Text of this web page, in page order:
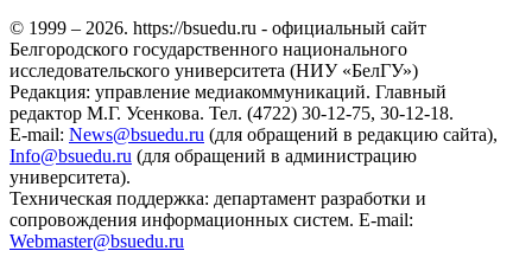
© 1999 – 2026. https://bsuedu.ru - официальный сайт
Белгородского государственного национального
исследовательского университета (НИУ «БелГУ»)
Редакция: управление медиакоммуникаций. Главный
редактор М.Г. Усенкова. Тел. (4722) 30-12-75, 30-12-18.
E-mail: News@bsuedu.ru (для обращений в редакцию сайта),
Info@bsuedu.ru (для обращений в администрацию
университета).
Техническая поддержка: департамент разработки и
сопровождения информационных систем. E-mail:
Webmaster@bsuedu.ru